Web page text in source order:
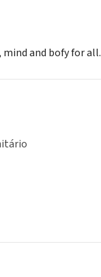
and bofy for all.